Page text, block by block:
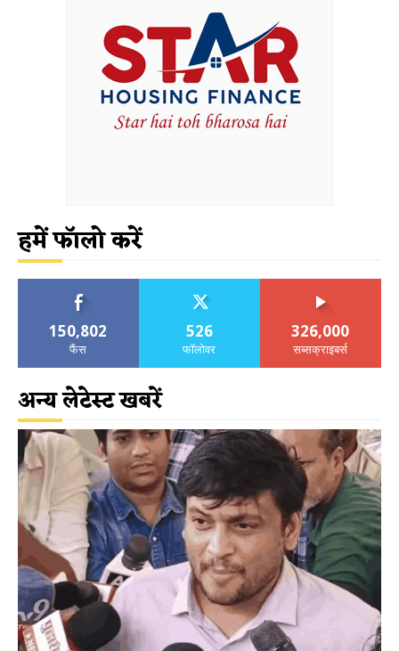
हमें फॉलो करें
150,802
फैंस
526
फॉलोवर
326,000
सब्सक्राइबर्स
अन्य लेटेस्ट खबरें